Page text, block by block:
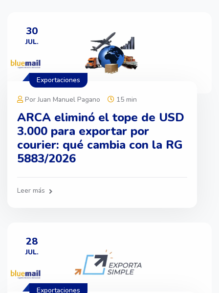
30
JUL.
Por Juan Manuel Pagano 15 min
ARCA eliminó el tope de USD
3.000 para exportar por
courier: qué cambia con la RG
5883/2026
Leer más
Exportaciones
28
JUL.
Exportaciones